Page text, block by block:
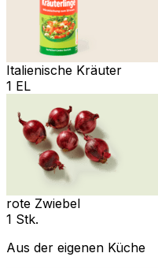
Italienische Kräuter
1 EL
rote Zwiebel
1 Stk.
Aus der eigenen Küche